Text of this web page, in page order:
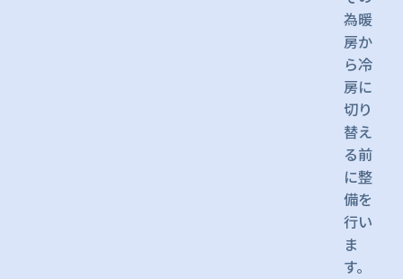
為暖
房か
ら冷
房に
切り
替え
る前
に整
備を
行い
ま
す。